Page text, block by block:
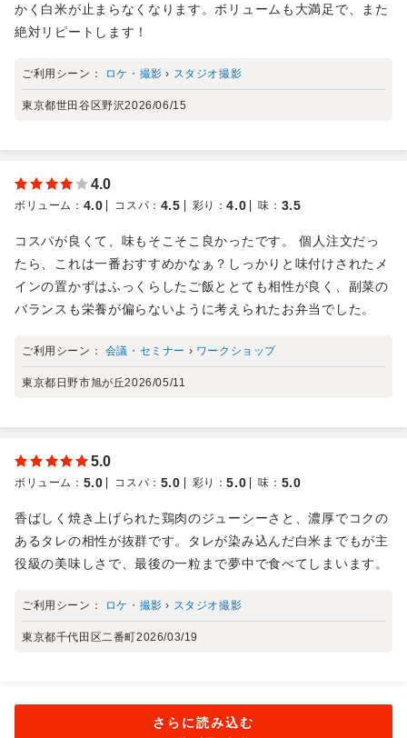
かく白米が止まらなくなります。ボリュームも大満足で、また
絶対リピートします！
ご利用シーン： ロケ・撮影 › スタジオ撮影
東京都世田谷区野沢2026/06/15
4.0
ボリューム ： 4.0 コスパ ： 4.5 彩り ：4.0 味 ： 3.5
コスパが良くて、味もそこそこ良かったです。 個人注文だっ
たら、これは一番おすすめかなぁ？しっかりと味付けされたメ
インの置かずはふっくらしたご飯ととても相性が良く、副菜の
バランスも栄養が偏らないように考えられたお弁当でした。
ご利用シーン： 会議・セミナー › ワークショップ
東京都日野市旭が丘2026/05/11
5.0
ボリューム ： 5.0 コスパ ： 5.0 彩り ：5.0 味 ： 5.0
香ばしく焼き上げられた鶏肉のジューシーさと、濃厚でコクの
あるタレの相性が抜群です。タレが染み込んだ白米までもが主
役級の美味しさで、最後の一粒まで夢中で食べてしまいます。
ご利用シーン： ロケ・撮影 › スタジオ撮影
東京都千代田区二番町2026/03/19
さらに読み込む